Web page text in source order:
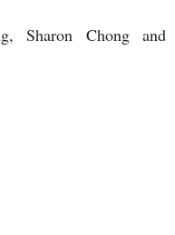
Sharon Chong and